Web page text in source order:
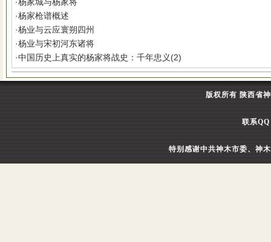
·杨家枪谱概述
·杨业与云应寰朔四州
·杨业与宋初河东诸将
·中国历史上真实的杨家将战史：千年忠义(2)
版权所有 陕西省
联系
特别感谢中共神木市委、神